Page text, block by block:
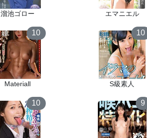
溜池ゴロー エマニエル
10
Materiall
10
S級素人
10 9